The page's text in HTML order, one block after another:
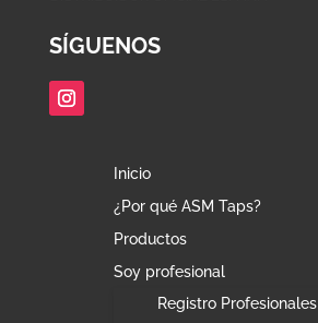
SÍGUENOS
Inicio
¿Por qué ASM Taps?
Productos
Soy profesional
Registro Profesionales